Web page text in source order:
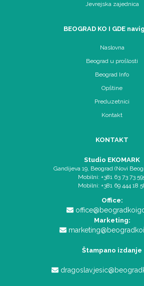
Jevrejska zajednica
BEOGRAD KO I GDE
Naslovna
Beograd u prošlosti
Beograd Info
Opštine
Preduzetnici
Kontakt
KONTAKT
Studio EKOMARK
Gandijeva 19, Beograd (Novi
Mobilni: +381 63 73 73
Mobilni: +381 69 444 18
Office:
Marketing:
Štampano izdanje